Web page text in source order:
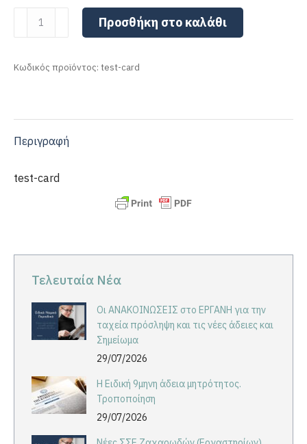
Προσθήκη στο καλάθι
Κωδικός προϊόντος: test-card
Περιγραφή
test-card
Τελευταία Νέα
Οι ΑΝΑΚΟΙΝΩΣΕΙΣ στο ΕΡΓΑΝΗ για την
ταχεία πρόσληψη και τις νέες άδειες και
Σημείωμα
29/07/2026
Η Ειδική 9μηνη άδεια μητρότητος.
Τροποποίηση
29/07/2026